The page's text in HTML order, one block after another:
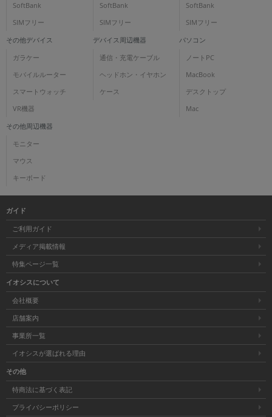
SoftBank
SIMフリー
SoftBank
SIMフリー
SoftBank
SIMフリー
その他デバイス
ガラケー
モバイルルーター
スマートウォッチ
VR機器
デバイス周辺機器
通信・充電ケーブル
ヘッドホン・イヤホン
ケース
パソコン
ノートPC
MacBook
デスクトップ
Mac
その他周辺機器
モニター
マウス
キーボード
ガイド
ご利用ガイド
メディア掲載情報
特集ページ一覧
イオシスについて
会社概要
店舗案内
事業所一覧
イオシスが選ばれる理由
その他
特商法に基づく表記
プライバシーポリシー